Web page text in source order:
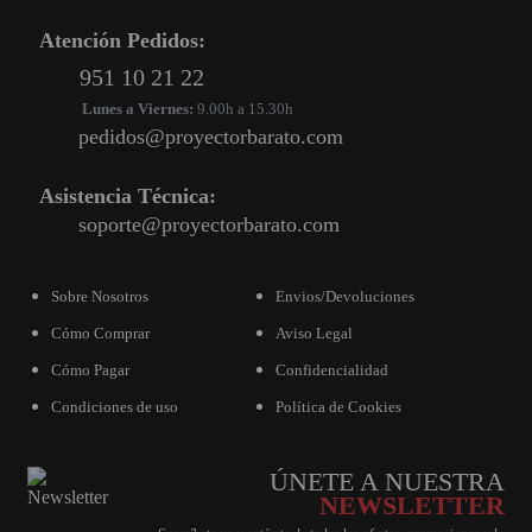
MUNDIAL 2026
PROYECTOR PARA FUTBOL
PROYECTORES 2K O 4K
REACONDICIONADOS
¿QUÉ MODELO NECESITO?
OFERTAS DESTACADAS
PRODUCTOS
RECOMENDADOS
Atención Pedidos:
951 10 21 22
Lunes a Viernes: 9.00h a 15.30h
pedidos@proyectorbarato.com
Asistencia Técnica:
soporte@proyectorbarato.com
Sobre Nosotros
Cómo Comprar
Cómo Pagar
Condiciones de uso
Envios/Devoluciones
Aviso Legal
Confidencialidad
Política de Cookies
ÚNETE A NUESTRA
NEWSLETTER